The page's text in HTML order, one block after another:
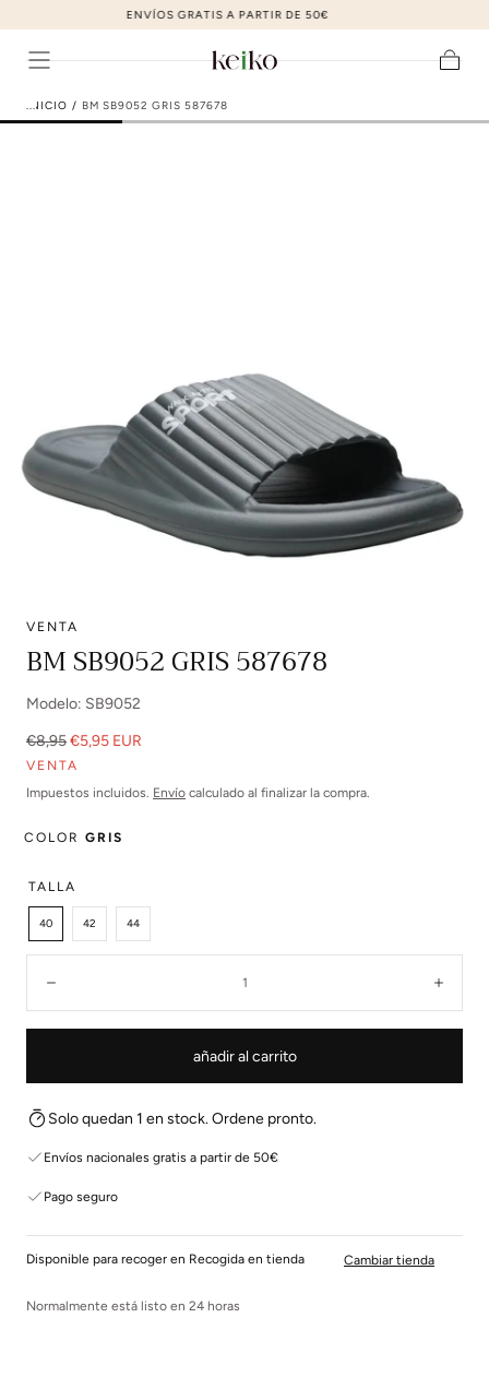
ir al contenido
ZAPATOS DE MODA AL MEJOR PRECIO
multimedia
en
modal
INICIO / BM SB9052 GRIS 587678
VENTA
BM SB9052 GRIS 587678
Modelo: SB9052
Precio
regular
€8,95Precio
de
venta
€5,95 EUR
VENTA
Impuestos incluidos. Envío calculado al finalizar la compra.
COLOR GRIS
TALLA
40 42 44
añadir al carrito
Solo quedan 1 en stock. Ordene pronto.
Envíos nacionales gratis a partir de 50€
Pago seguro
Disponible para recoger en Recogida en tienda
Normalmente está listo en 24 horas
Cambiar tienda